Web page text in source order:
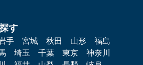
す
手 宮城 秋田 山形
福島
埼玉 千葉 東京
神奈川